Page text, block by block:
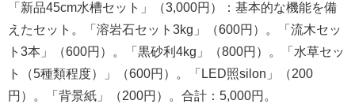
「新品45cm水槽セット」（3,000円）：基本的な機能を備
えたセット。「溶岩石セット3kg」（600円）。「流木セッ
ト3本」（600円）。「黒砂利4kg」（800円）。「水草セッ
ト（5種類程度）」（600円）。「LED照silon」（200
円）。「背景紙」（200円）。合計：5,000円。